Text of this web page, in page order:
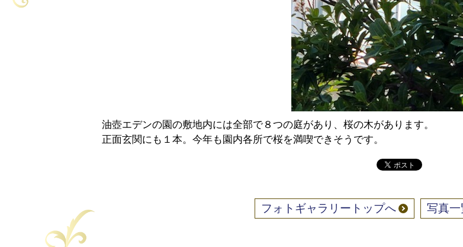
油壺エデンの園の敷地内には全部で８つの庭があり、桜の木があります。
正面玄関にも１本。今年も園内各所で桜を満喫できそうです。
フォトギャラリートップへ 写真